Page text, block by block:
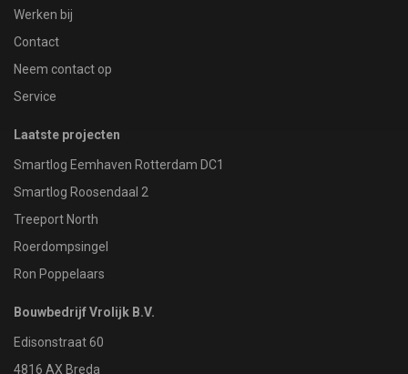
Werken bij
Contact
Neem contact op
Service
Laatste projecten
Smartlog Eemhaven Rotterdam DC1
Smartlog Roosendaal 2
Treeport North
Roerdompsingel
Ron Poppelaars
Bouwbedrijf Vrolijk B.V.
Edisonstraat 60
4816 AX Breda